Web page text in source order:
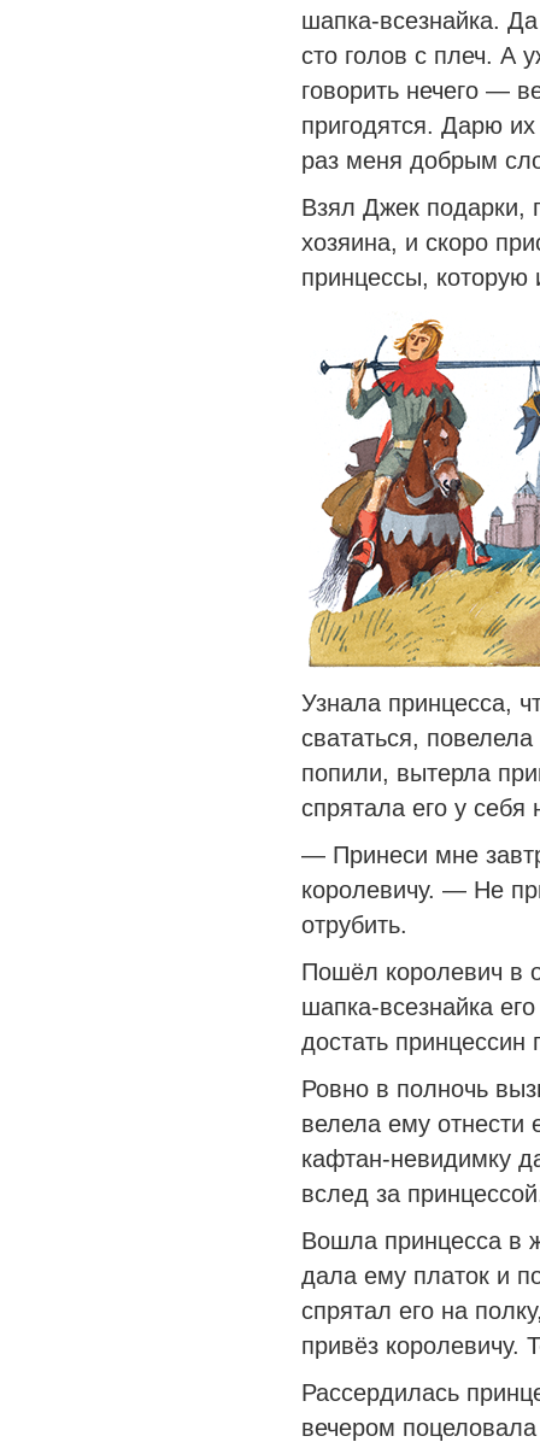
шапка-всезнайка.
сто голов с плеч. А
говорить нечего —
пригодятся. Дарю
раз меня добрым
Взял Джек подарки,
хозяина, и скоро
принцессы, которую
Узнала принцесса,
свататься,
попили, вытерла
спрятала его у себя
— Принеси мне
королевичу. — Не
отрубить.
Пошёл королевич в
шапка-всезнайка
достать принцессин
Ровно в полночь
велела ему
кафтан-невидимку
вслед за
Вошла принцесса в
дала ему платок и
спрятал его на
привёз королевичу.
Рассердилась
вечером